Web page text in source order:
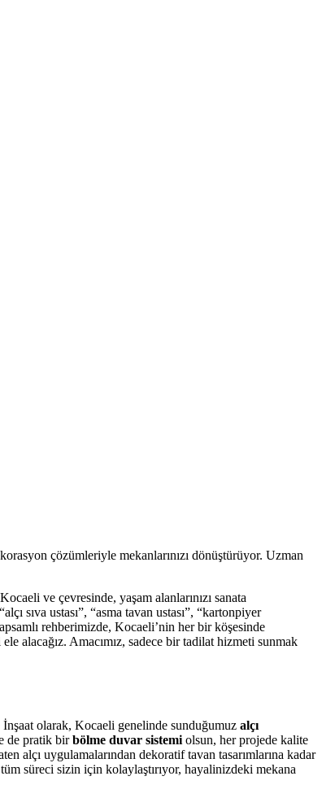
çözümleriyle mekanlarınızı dönüştürüyor. Uzman
ve çevresinde, yaşam alanlarınızı sanata
sıva ustası”, “asma tavan ustası”, “kartonpiyer
rehberimizde, Kocaeli’nin her bir köşesinde
alacağız. Amacımız, sadece bir tadilat hizmeti sunmak
olarak, Kocaeli genelinde sunduğumuz alçı
de pratik birbölme duvar sistemi olsun, her projede kalite
alçı uygulamalarından dekoratif tavan tasarımlarına kadar
süreci sizin için kolaylaştırıyor, hayalinizdeki mekana